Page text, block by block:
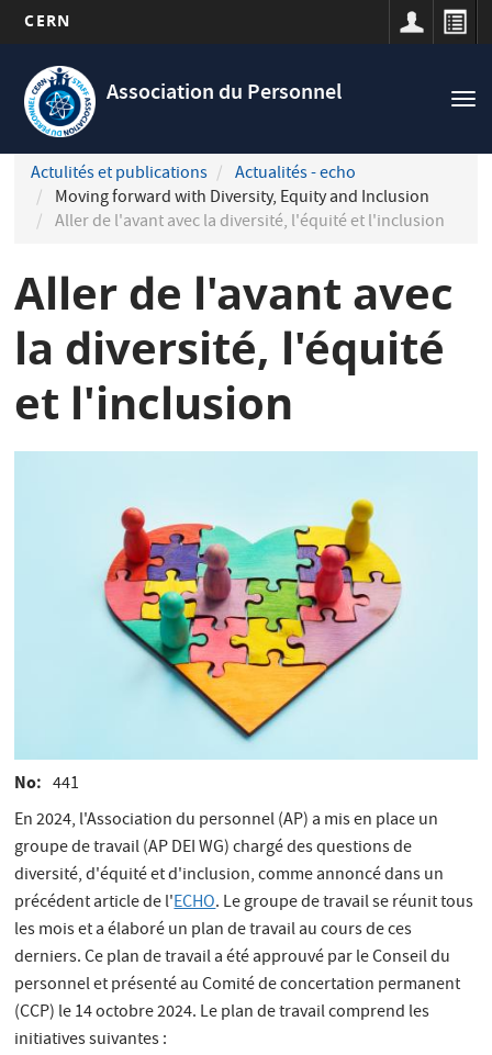
contenu
principal
CERN
Association du Personnel
Navigation
principale
Actulités et publications
Actualités - echo
Moving forward with Diversity, Equity and Inclusion
Aller de l'avant avec la diversité, l'équité et l'inclusion
Aller de l'avant avec
la diversité, l'équité
et l'inclusion
No
441
En 2024, l'Association du personnel (AP) a mis en place un
groupe de travail (AP DEI WG) chargé des questions de
diversité, d'équité et d'inclusion, comme annoncé dans un
précédent article de l'ECHO. Le groupe de travail se réunit tous
les mois et a élaboré un plan de travail au cours de ces
derniers. Ce plan de travail a été approuvé par le Conseil du
personnel et présenté au Comité de concertation permanent
(CCP) le 14 octobre 2024. Le plan de travail comprend les
initiatives suivantes :